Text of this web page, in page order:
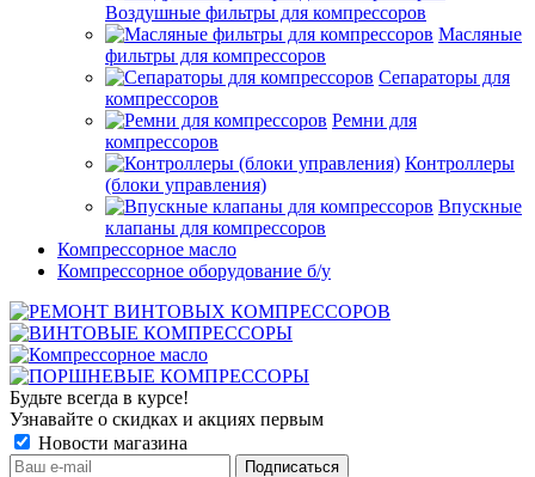
Воздушные фильтры для компрессоров
Масляные
фильтры для компрессоров
Сепараторы для
компрессоров
Ремни для
компрессоров
Контроллеры
(блоки управления)
Впускные
клапаны для компрессоров
Компрессорное масло
Компрессорное оборудование б/у
Будьте всегда в курсе!
Узнавайте о скидках и акциях первым
Новости магазина